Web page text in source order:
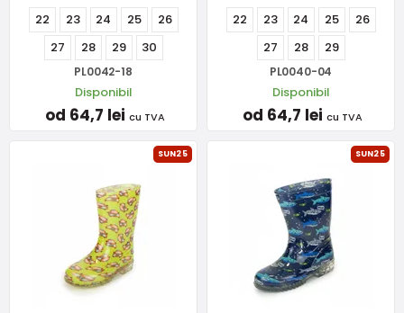
22
23 24 25
26
27
28 29 30
PL0042-18
Disponibil
od 64,7 lei cu TVA
22
23 24 25
26
27
28 29
PL0040-04
Disponibil
od 64,7 lei cu TVA
SUN25 SUN25